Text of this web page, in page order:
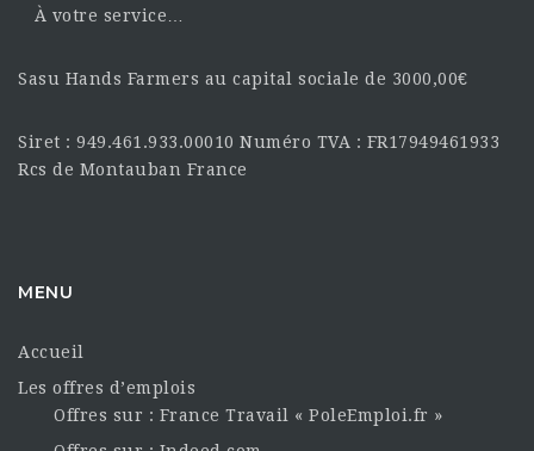
À votre service…
Sasu Hands Farmers au capital sociale de 3000,00€
Siret : 949.461.933.00010 Numéro TVA : FR17949461933
Rcs de Montauban France
MENU
Accueil
Les offres d’emplois
Offres sur : France Travail « PoleEmploi.fr »